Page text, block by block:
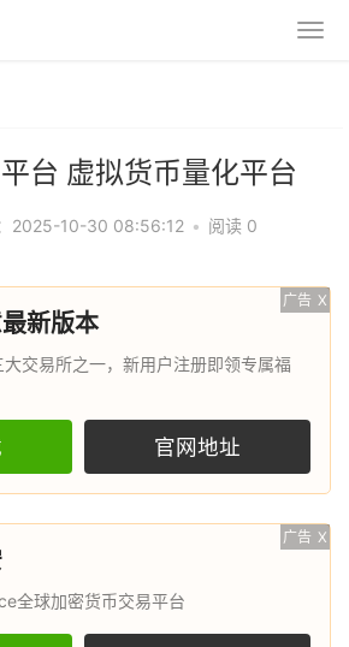
台 虚拟货币量化平台
2025-10-30 08:56:12 • 阅读 0
广告 X
新版本
大交易所之一，新用户注册即领专属福
官网地址
广告 X
全球加密货币交易平台